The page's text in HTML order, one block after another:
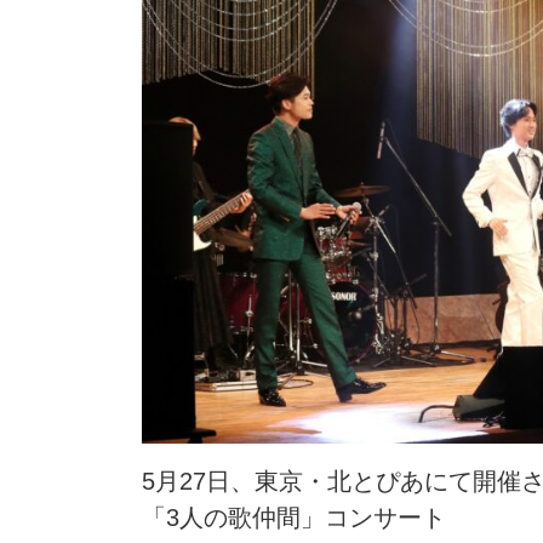
5月27日、東京・北とぴあにて開催
「3人の歌仲間」コンサート